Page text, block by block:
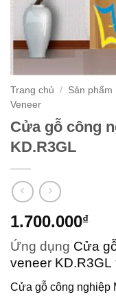
Trang chủ / Sản phẩm
Veneer
Cửa gỗ công
KD.R3GL
1.700.000₫
Ứng dụng Cửa
veneer KD.R3GL
Cửa gỗ công nghiệp